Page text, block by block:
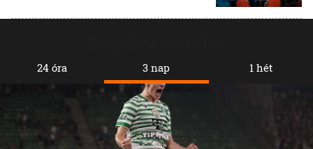
24 óra 3 nap 1 hét